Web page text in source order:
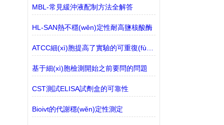
MBL-常見緩沖液配制方法全解答
HL-SAN熱不穩(wěn)定性耐高鹽核酸酶
基于細(xì)胞檢測開始之前要問的問題
CST測試ELISA試劑盒的可靠性
Bioivt的代謝穩(wěn)定性測定